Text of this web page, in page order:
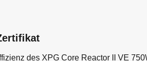
des XPG Core Reactor II VE